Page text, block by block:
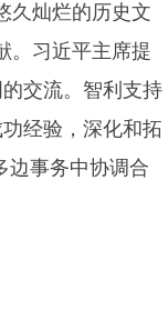
灿烂的历史文
。习近平主席提
交流。智利支持
经验，深化和拓
边事务中协调合